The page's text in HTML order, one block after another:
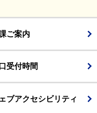
ご案内
受付時間
ブアクセシビリティ